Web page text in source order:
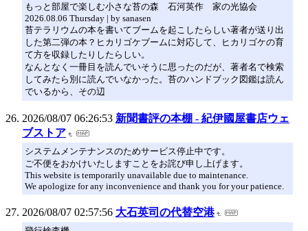
もっと部屋で楽しむ小さな苔の森 石河英作 家の光協会
2026.08.06 Thursday | by sanasen
苔テラリウムの本を書いてブームを起こしたらしい著者が送り出
した第二弾の本？ヒカリゴケブームに対応して、ヒカリゴケの育
て方を収録したりしたらしい。
なんとなく一冊目を読んでいそうに思ったのだが、著者名で検索
してみたら別に読んでいなかった。苔のハンドブック図鑑は読ん
でいるから、その辺
2026/08/07 06:26:53 新聞書評の本棚 - 紀伊國屋書店ウェ
ブストア
システムメンテナンスのためサービス停止中です。
ご不便をおかけいたしますことをお詫び申し上げます。
This website is temporarily unavailable due to maintenance.
We apologize for any inconvenience and thank you for your patience.
2026/08/07 02:57:56 大石英司の代替空港